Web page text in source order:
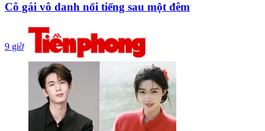
Cô gái vô danh nổi tiếng sau một đêm
9 giờ